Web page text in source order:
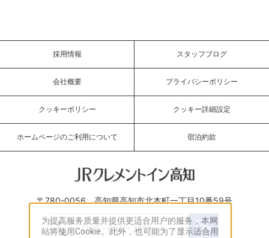
採用情報 スタッフブログ
会社概要 プライバシーポリシー
クッキーポリシー クッキー詳細設定
ホームページのご利用について 宿泊約款
JRクレメントイン高知
〒780-0056 高知県高知市北本町一丁目10番59号
088-855-3111
为提高服务质量并提供更适合用户的服务，本网
站将使用Cookie。此外，也可能为了显示适合用